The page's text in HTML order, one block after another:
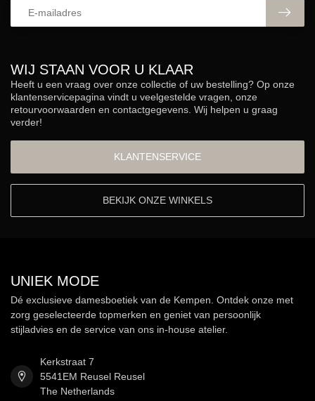
WIJ STAAN VOOR U KLAAR
Heeft u een vraag over onze collectie of uw bestelling? Op onze
klantenservicepagina vindt u veelgestelde vragen, onze
retourvoorwaarden en contactgegevens. Wij helpen u graag
verder!
KLANTENSERVICE
BEKIJK ONZE WINKELS
UNIEK MODE
Dé exclusieve damesboetiek van de Kempen. Ontdek onze met
zorg geselecteerde topmerken en geniet van persoonlijk
stijladvies en de service van ons in-house atelier.
Kerkstraat 7
5541EM Reusel Reusel
The Netherlands